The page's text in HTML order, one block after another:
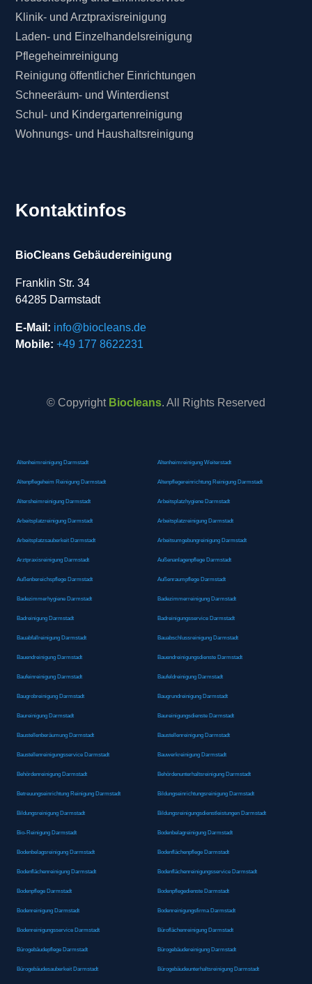
Klinik- und Arztpraxisreinigung
Laden- und Einzelhandelsreinigung
Pflegeheimreinigung
Reinigung öffentlicher Einrichtungen
Schneeräum- und Winterdienst
Schul- und Kindergartenreinigung
Wohnungs- und Haushaltsreinigung
Kontaktinfos
BioCleans Gebäudereinigung
Franklin Str. 34
64285 Darmstadt
E-Mail: info@biocleans.de
Mobile: +49 177 8622231
© Copyright Biocleans. All Rights Reserved
Altenheimreinigung Darmstadt Altenheimreinigung Weiterstadt
Altenpflegeheim Reinigung Darmstadt Altenpflegereinrichtung Reinigung Darmstadt
Altersheimreinigung Darmstadt Arbeitsplatzhygiene Darmstadt
Arbeitsplatzreinigung Darmstadt Arbeitsplatzreinigung Darmstadt
Arbeitsplatzsauberkeit Darmstadt Arbeitsumgebungreinigung Darmstadt
Arztpraxisreinigung Darmstadt Außenanlagenpflege Darmstadt
Außenbereichspflege Darmstadt Außenraumpflege Darmstadt
Badezimmerhygiene Darmstadt Badezimmerreinigung Darmstadt
Badreinigung Darmstadt Badreinigungsservice Darmstadt
Bauabfallreinigung Darmstadt Bauabschlussreinigung Darmstadt
Bauendreinigung Darmstadt Bauendreinigungsdienste Darmstadt
Baufeinreinigung Darmstadt Baufeldreinigung Darmstadt
Baugrobreinigung Darmstadt Baugrundreinigung Darmstadt
Baureinigung Darmstadt Baureinigungsdienste Darmstadt
Baustellenberäumung Darmstadt Baustellenreinigung Darmstadt
Baustellenreinigungsservice Darmstadt Bauwerkreinigung Darmstadt
Behördenreinigung Darmstadt Behördenunterhaltsreinigung Darmstadt
Betreuungseinrichtung Reinigung Darmstadt Bildungseinrichtungsreinigung Darmstadt
Bildungsreinigung Darmstadt Bildungsreinigungsdienstleistungen Darmstadt
Bio-Reinigung Darmstadt Bodenbelagreinigung Darmstadt
Bodenbelagsreinigung Darmstadt Bodenflächenpflege Darmstadt
Bodenflächenreinigung Darmstadt Bodenflächenreinigungsservice Darmstadt
Bodenpflege Darmstadt Bodenpflegedienste Darmstadt
Bodenreinigung Darmstadt Bodenreinigungsfirma Darmstadt
Bodenreinigungsservice Darmstadt Büroflächenreinigung Darmstadt
Bürogebäudepflege Darmstadt Bürogebäudereinigung Darmstadt
Bürogebäudesauberkeit Darmstadt Bürogebäudeunterhaltsreinigung Darmstadt